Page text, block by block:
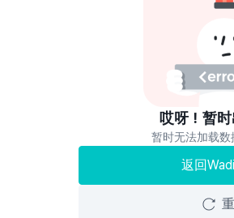
哎呀！暂
暂时无法加载数
返回